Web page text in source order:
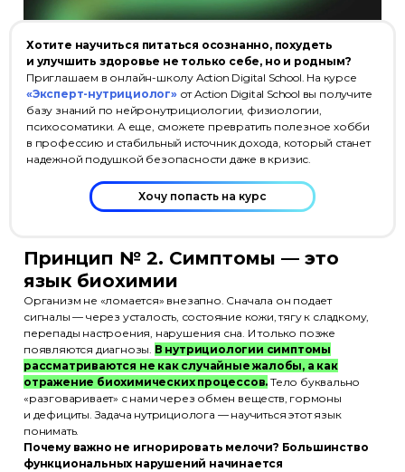
Хотите научиться питаться осознанно, похудеть
и улучшить здоровье не только себе, но и родным?
Приглашаем в онлайн-школу Action Digital School. На курсе
«Эксперт-нутрициолог»от Action Digital School вы получите
базу знаний по нейронутрициологии, физиологии,
психосоматики. А еще, сможете превратить полезное хобби
в профессию и стабильный источник дохода, который станет
надежной подушкой безопасности даже в кризис.
Хочу попасть на курс
Принцип № 2. Симптомы — это
язык биохимии
Организм не «ломается» внезапно. Сначала он подает
сигналы — через усталость, состояние кожи, тягу к сладкому,
перепады настроения, нарушения сна. И только позже
появляются диагнозы. В нутрициологии симптомы
рассматриваются не как случайные жалобы, а как
отражение биохимических процессов. Тело буквально
«разговаривает» с нами через обмен веществ, гормоны
и дефициты. Задача нутрициолога — научиться этот язык
понимать.
Почему важно не игнорировать мелочи? Большинство
функциональных нарушений начинается